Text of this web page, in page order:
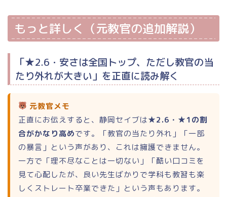
もっと詳しく（元教官の追加解説）
「★2.6・安さは全国トップ、ただし教官の当
たり外れが大きい」を正直に読み解く
元教官メモ
正直にお伝えすると、静岡セイブは★2.6・★1の割
合がかなり高めです。「教官の当たり外れ」「一部
の暴言」という声があり、これは擁護できません。
一方で「理不尽なことは一切ない」「酷い口コミを
見て心配したが、良い先生ばかりで学科も教習も楽
しくストレート卒業できた」という声もあります。
ホーム
合宿免許 総合ランキング
普通二輪（バイク）
大型二輪